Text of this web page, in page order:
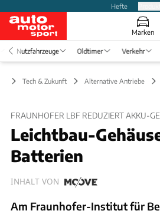
Hefte
Marken
Nutzfahrzeuge Oldtimer Verkehr
Tech & Zukunft Alternative Antriebe
FRAUNHOFER LBF REDUZIERT AKKU-
Leichtbau-
Batterien
INHALT VON
Am Fraunhofer-Institut für